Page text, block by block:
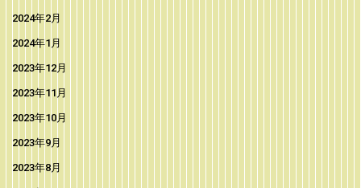
2024年2月
2024年1月
2023年12月
2023年11月
2023年10月
2023年9月
2023年8月